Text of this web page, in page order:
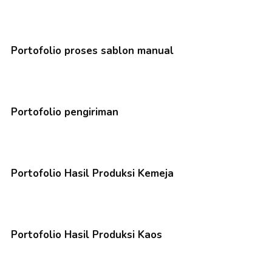
Portofolio proses sablon manual
Portofolio pengiriman
Portofolio Hasil Produksi Kemeja
Portofolio Hasil Produksi Kaos